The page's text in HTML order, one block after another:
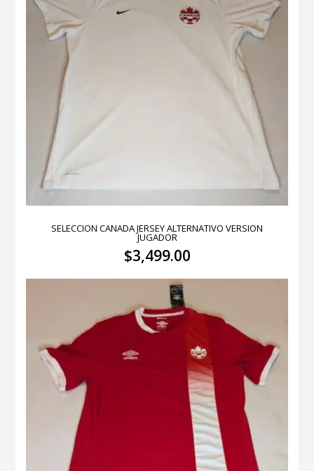
SELECCION CANADA JERSEY ALTERNATIVO VERSION
JUGADOR
$3,499.00